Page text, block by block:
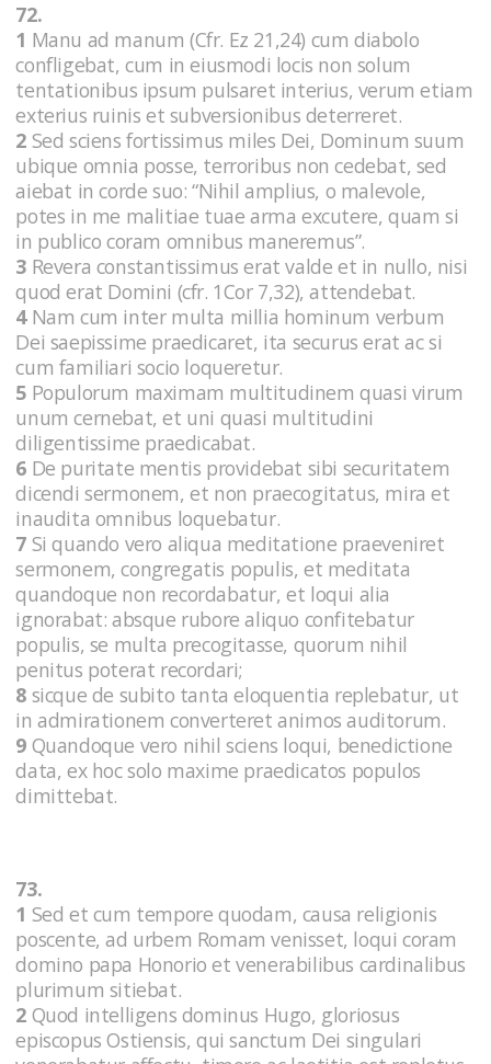
72.
1 Manu ad manum (Cfr. Ez 21,24) cum diabolo
confligebat, cum in eiusmodi locis non solum
tentationibus ipsum pulsaret interius, verum etiam
exterius ruinis et subversionibus deterreret.
2 Sed sciens fortissimus miles Dei, Dominum suum
ubique omnia posse, terroribus non cedebat, sed
aiebat in corde suo: “Nihil amplius, o malevole,
potes in me malitiae tuae arma excutere, quam si
in publico coram omnibus maneremus”.
3 Revera constantissimus erat valde et in nullo, nisi
quod erat Domini (cfr. 1Cor 7,32), attendebat.
4Nam cum inter multa millia hominum verbum
Dei saepissime praedicaret, ita securus erat ac si
cum familiari socio loqueretur.
5 Populorum maximam multitudinem quasi virum
unum cernebat, et uni quasi multitudini
diligentissime praedicabat.
6 De puritate mentis providebat sibi securitatem
dicendi sermonem, et non praecogitatus, mira et
inaudita omnibus loquebatur.
7 Si quando vero aliqua meditatione praeveniret
sermonem, congregatis populis, et meditata
quandoque non recordabatur, et loqui alia
ignorabat: absque rubore aliquo confitebatur
populis, se multa precogitasse, quorum nihil
penitus poterat recordari;
8 sicque de subito tanta eloquentia replebatur, ut
in admirationem converteret animos auditorum.
9 Quandoque vero nihil sciens loqui, benedictione
data, ex hoc solo maxime praedicatos populos
dimittebat.
73.
1 Sed et cum tempore quodam, causa religionis
poscente, ad urbem Romam venisset, loqui coram
domino papa Honorio et venerabilibus cardinalibus
plurimum sitiebat.
2 Quod intelligens dominus Hugo, gloriosus
episcopus Ostiensis, qui sanctum Dei singulari